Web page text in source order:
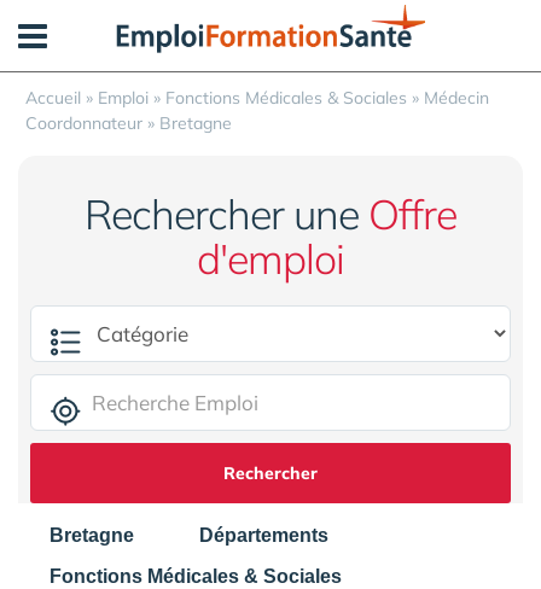
Accueil » Emploi » Fonctions Médicales & Sociales » Médecin
Coordonnateur » Bretagne
Rechercher une Offre
d'emploi
Rechercher
Bretagne
Départements
Fonctions Médicales & Sociales